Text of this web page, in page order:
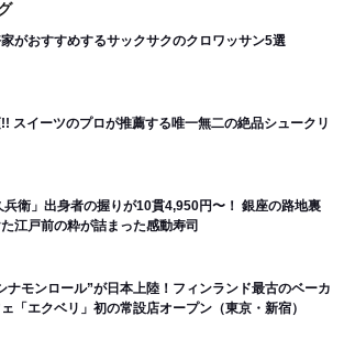
がおすすめするサックサクのクロワッサン5選
スイーツのプロが推薦する唯一無二の絶品シュークリ
兵衛」出身者の握りが10貫4,950円〜！ 銀座の路地裏
江戸前の粋が詰まった感動寿司
ナモンロール”が日本上陸！フィンランド最古のベーカ
「エクベリ」初の常設店オープン（東京・新宿）